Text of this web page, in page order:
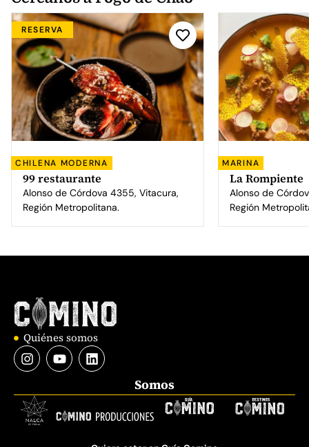
RESERVA
CHILENA MODERNA
99 restaurante
Alonso de Córdova 4355, Vitacura,
Región Metropolitana.
MARINA
La Rompiente
Alonso de
Región
Quiénes somos
Somos